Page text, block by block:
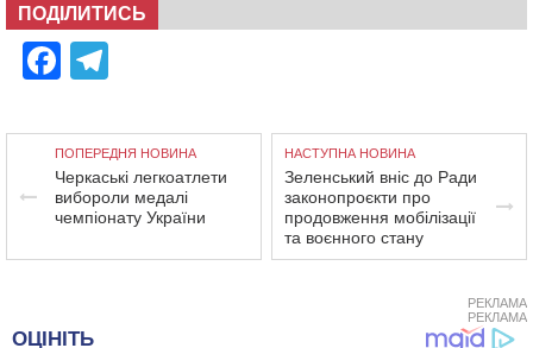
ПОДІЛИТИСЬ
Facebook
ПОПЕРЕДНЯ НОВИНА
Черкаські легкоатлети
вибороли медалі
чемпіонату України
НАСТУПНА НОВИНА
Зеленський вніс до Ради
законопроєкти про
продовження мобілізації
та воєнного стану
РЕКЛАМА
РЕКЛАМА